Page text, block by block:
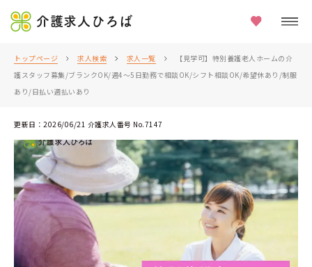
介護求人ひろば
トップページ 求人検索 求人一覧
【見学可】特別養護老人ホームの介
護スタッフ募集/ブランクOK/週4～5日勤務で相談OK/シフト相談OK/希望休あり/制服
あり/日払い週払いあり
更新日：2026/06/21 介護求人番号 No.7147